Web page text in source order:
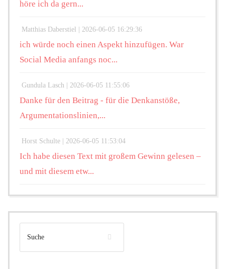
höre ich da gern...
Matthias Daberstiel | 2026-06-05 16:29:36
ich würde noch einen Aspekt hinzufügen. War
Social Media anfangs noc...
Gundula Lasch | 2026-06-05 11:55:06
Danke für den Beitrag - für die Denkanstöße,
Argumentationslinien,...
Horst Schulte | 2026-06-05 11:53:04
Ich habe diesen Text mit großem Gewinn gelesen –
und mit diesem etw...